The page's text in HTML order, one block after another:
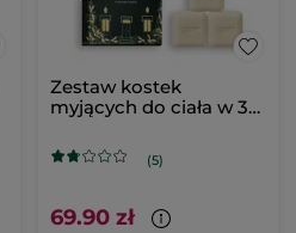
Zestaw kostek
myjących do ciała w 3
(5)
69.90 zł